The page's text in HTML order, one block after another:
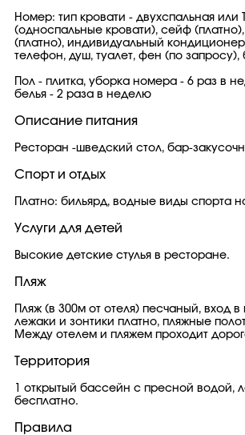
Номер: тип кровати - двухспальная или
(односпальные кровати), сейф
(платно), индивидуальный
телефон, душ, туалет, фен (по запросу),
Пол - плитка, уборка номера - 6 раз в
белья - 2 раза в неделю
Описание питания
Ресторан -шведский стол, бар-
Спорт и отдых
Платно: бильярд, водные виды спорта
Услуги для детей
Высокие детские стулья в ресторане.
Пляж
Пляж (в 300м от отеля) песчаный, вход
лежаки и зонтики платно, пляжные
Между отелем и пляжем проходит
Территория
1 открытый бассейн с пресной водой,
бесплатно.
Правила